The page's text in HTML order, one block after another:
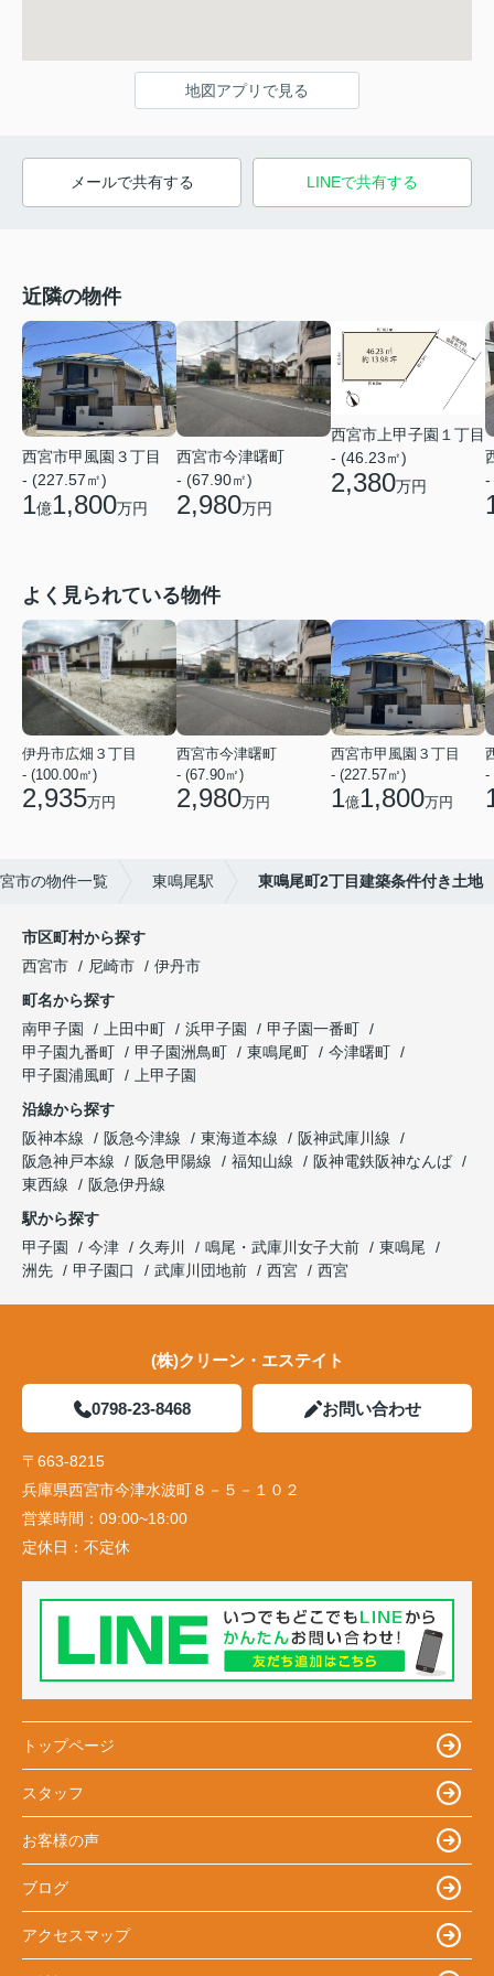
地図アプリで見る
メールで共有する LINEで共有する
近隣の物件
西宮市甲風園３丁目
- (227.57㎡)
1億1,800万円
西宮市今津曙町
- (67.90㎡)
2,980万円
西宮市上甲子園１丁目
- (46.23㎡)
2,380万円
-
よく見られている物件
伊丹市広畑３丁目
- (100.00㎡)
2,935万円
西宮市今津曙町
- (67.90㎡)
2,980万円
西宮市甲風園３丁目
- (227.57㎡)
1億1,800万円
-
市の物件一覧 東鳴尾駅 東鳴尾町2丁目建築条件付き土地
市区町村から探す
西宮市
尼崎市
伊丹市
町名から探す
南甲子園
上田中町 浜甲子園
甲子園一番町
甲子園九番町
甲子園洲鳥町 東鳴尾町
今津曙町
甲子園浦風町
上甲子園
沿線から探す
阪神本線
阪急今津線 東海道本線
阪神武庫川線
阪急神戸本線
阪急甲陽線 福知山線
阪神電鉄阪神なんば
東西線
阪急伊丹線
駅から探す
甲子園
今津 久寿川 鳴尾・武庫川女子大前
東鳴尾
洲先
甲子園口 武庫川団地前 西宮 西宮
(株)クリーン・エステイト
0798-23-8468 お問い合わせ
〒663-8215
兵庫県西宮市今津水波町８－５－１０２
営業時間： 09:00~18:00
定休日： 不定休
トップページ
スタッフ
お客様の声
ブログ
アクセスマップ